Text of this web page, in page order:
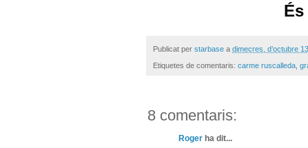
Publicat per starbase a dimecres, d’octubre
Etiquetes de comentaris: carme ruscalleda
8 comentaris:
Roger ha dit...